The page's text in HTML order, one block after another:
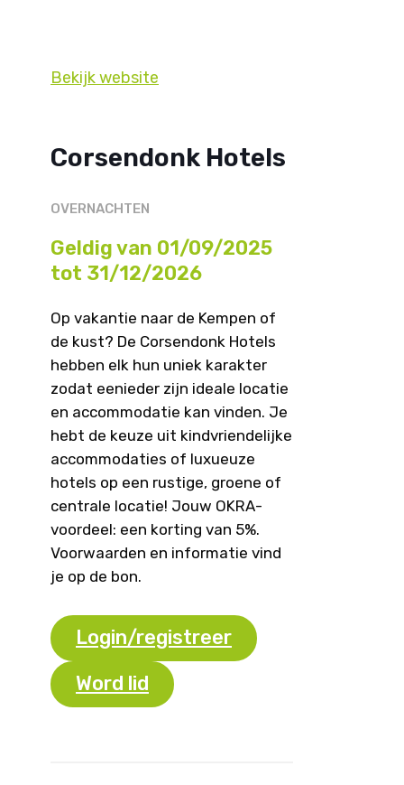
Bekijk website
Corsendonk Hotels
OVERNACHTEN
Geldig van 01/09/2025
tot 31/12/2026
Op vakantie naar de Kempen of
de kust? De Corsendonk Hotels
hebben elk hun uniek karakter
zodat eenieder zijn ideale locatie
en accommodatie kan vinden. Je
hebt de keuze uit kindvriendelijke
accommodaties of luxueuze
hotels op een rustige, groene of
centrale locatie! Jouw OKRA-
voordeel: een korting van 5%.
Voorwaarden en informatie vind
je op de bon.
Login/registreer
Word lid